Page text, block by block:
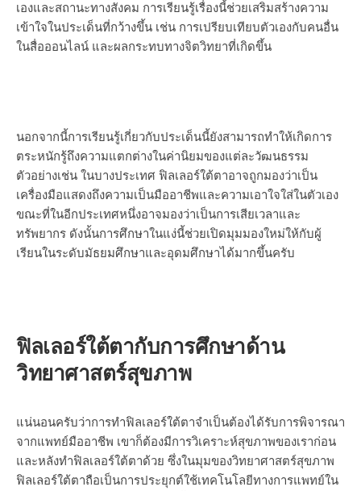
เองและสถานะทางสังคม การเรียนรู้เรื่องนี้ช่วยเสริมสร้างความ
เข้าใจในประเด็นที่กว้างขึ้น เช่น การเปรียบเทียบตัวเองกับคนอื่น
ในสื่อออนไลน์ และผลกระทบทางจิตวิทยาที่เกิดขึ้น
นอกจากนี้การเรียนรู้เกี่ยวกับประเด็นนี้ยังสามารถทำให้เกิดการ
ตระหนักรู้ถึงความแตกต่างในค่านิยมของแต่ละวัฒนธรรม
ตัวอย่างเช่น ในบางประเทศ ฟิลเลอร์ใต้ตาอาจถูกมองว่าเป็น
เครื่องมือแสดงถึงความเป็นมืออาชีพและความเอาใจใส่ในตัวเอง
ขณะที่ในอีกประเทศหนึ่งอาจมองว่าเป็นการเสียเวลาและ
ทรัพยากร ดังนั้นการศึกษาในแง่นี้ช่วยเปิดมุมมองใหม่ให้กับผู้
เรียนในระดับมัธยมศึกษาและอุดมศึกษาได้มากขึ้นครับ
ฟิลเลอร์ใต้ตากับการศึกษาด้าน
วิทยาศาสตร์สุขภาพ
แน่นอนครับว่าการทำฟิลเลอร์ใต้ตาจำเป็นต้องได้รับการพิจารณา
จากแพทย์มืออาชีพ เขาก็ต้องมีการวิเคราะห์สุขภาพของเราก่อน
และหลังทำฟิลเลอร์ใต้ตาด้วย ซึ่งในมุมของวิทยาศาสตร์สุขภาพ
ฟิลเลอร์ใต้ตาถือเป็นการประยุกต์ใช้เทคโนโลยีทางการแพทย์ใน